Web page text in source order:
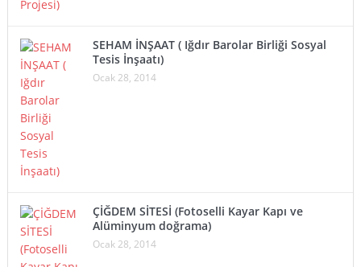
SEHAM İNŞAAT ( Iğdır Barolar Birliği Sosyal
Tesis İnşaatı)
Ocak 28, 2014
ÇİĞDEM SİTESİ (Fotoselli Kayar Kapı ve
Alüminyum doğrama)
Ocak 28, 2014